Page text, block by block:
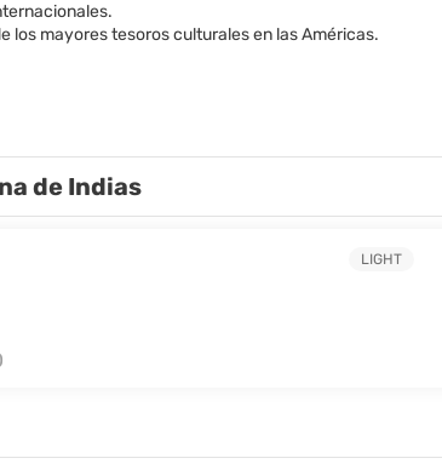
los mayores tesoros culturales en las Américas.
de Indias
LIGHT